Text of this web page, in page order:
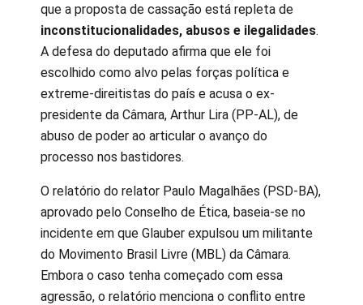
que a proposta de cassação está repleta de
inconstitucionalidades, abusos e ilegalidades.
A defesa do deputado afirma que ele foi
escolhido como alvo pelas forças política e
extreme-direitistas do país e acusa o ex-
presidente da Câmara, Arthur Lira (PP-AL), de
abuso de poder ao articular o avanço do
processo nos bastidores.
O relatório do relator Paulo Magalhães (PSD-BA),
aprovado pelo Conselho de Ética, baseia-se no
incidente em que Glauber expulsou um militante
do Movimento Brasil Livre (MBL) da Câmara.
Embora o caso tenha começado com essa
agressão, o relatório menciona o conflito entre